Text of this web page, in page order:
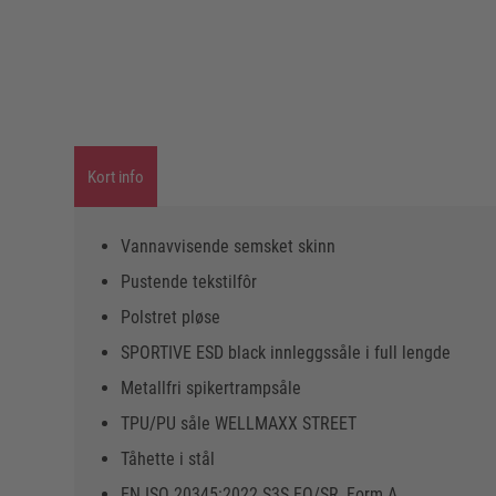
Kort info
Vannavvisende semsket skinn
Pustende tekstilfôr
Polstret pløse
SPORTIVE ESD black innleggssåle i full lengde
Metallfri spikertrampsåle
TPU/PU såle WELLMAXX STREET
Tåhette i stål